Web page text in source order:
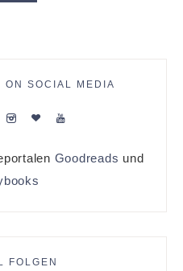
ON SOCIAL MEDIA
Goodreads und
FOLGEN